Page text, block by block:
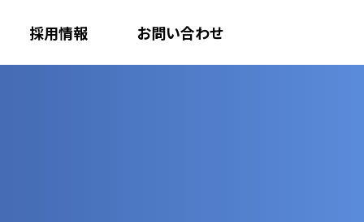
採用情報 お問い合わせ